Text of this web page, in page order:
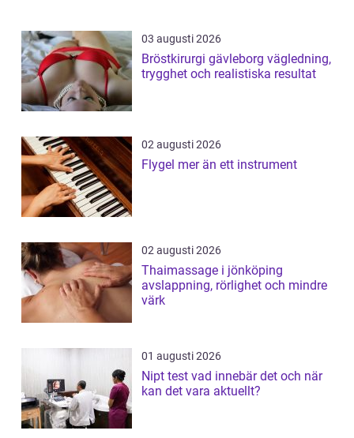
03 augusti 2026
Bröstkirurgi gävleborg vägledning,
trygghet och realistiska resultat
02 augusti 2026
Flygel mer än ett instrument
02 augusti 2026
Thaimassage i jönköping
avslappning, rörlighet och mindre
värk
01 augusti 2026
Nipt test vad innebär det och när
kan det vara aktuellt?